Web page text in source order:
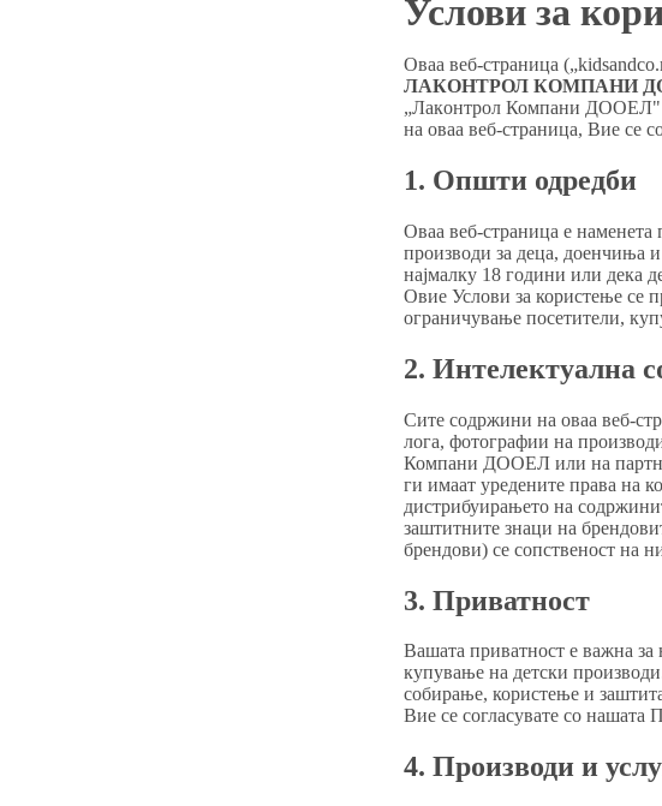
Услови за
Оваа веб-страница
ЛАКОНТРОЛ КОМПАНИ
„Лакoнтрол Компани ДООЕЛ"
на оваа веб-страница, Вие се
1. Општи одредби
Оваа веб-страница е
производи за деца, доенчиња
најмалку 18 години или дека
Овие Услови за користење се
ограничување посетители,
2. Интелектуална
Сите содржини на оваа веб-
лога, фотографии на
Компани ДООЕЛ или на
ги имаат уредените права на
дистрибуирањето на
заштитните знаци на
брендови) се сопственост на
3. Приватност
Вашата приватност е важна за
купување на детски
собирање, користење и
Вие се согласувате со нашата
4. Производи и